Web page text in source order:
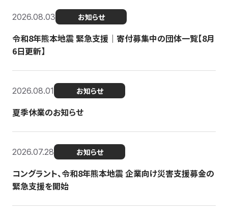
2026.08.03 お知らせ
令和8年熊本地震 緊急支援｜寄付募集中の団体一覧【8月
6日更新】
2026.08.01 お知らせ
夏季休業のお知らせ
2026.07.28 お知らせ
コングラント、令和8年熊本地震 企業向け災害支援募金の
緊急支援を開始